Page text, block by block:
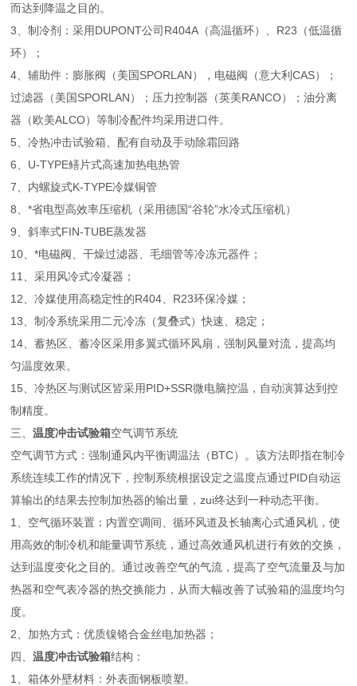
而达到降温之目的。
3、制冷剂：采用DUPONT公司R404A（高温循环）、R23（低温循
环）；
4、辅助件：膨胀阀（美国SPORLAN），电磁阀（意大利CAS）；
过滤器（美国SPORLAN）；压力控制器（英美RANCO）；油分离
器（欧美ALCO）等制冷配件均采用进口件。
5、冷热冲击试验箱、配有自动及手动除霜回路
6、U-TYPE鳝片式高速加热电热管
7、内螺旋式K-TYPE冷媒铜管
8、*省电型高效率压缩机（采用德国“谷轮”水冷式压缩机）
9、斜率式FIN-TUBE蒸发器
10、*电磁阀、干燥过滤器、毛细管等冷冻元器件；
11、采用风冷式冷凝器；
12、冷媒使用高稳定性的R404、R23环保冷媒；
13、制冷系统采用二元冷冻（复叠式）快速、稳定；
14、蓄热区、蓄冷区采用多翼式循环风扇，强制风量对流，提高均
匀温度效果。
15、冷热区与测试区皆采用PID+SSR微电脑控温，自动演算达到控
制精度。
三、温度冲击试验箱空气调节系统
空气调节方式：强制通风内平衡调温法（BTC）。该方法即指在制冷
系统连续工作的情况下，控制系统根据设定之温度点通过PID自动运
算输出的结果去控制加热器的输出量，zui终达到一种动态平衡。
1、空气循环装置：内置空调间、循环风道及长轴离心式通风机，使
用高效的制冷机和能量调节系统，通过高效通风机进行有效的交换，
达到温度变化之目的。通过改善空气的气流，提高了空气流量及与加
热器和空气表冷器的热交换能力，从而大幅改善了试验箱的温度均匀
度。
2、加热方式：优质镍铬合金丝电加热器；
四、温度冲击试验箱结构：
1、箱体外壁材料：外表面钢板喷塑。